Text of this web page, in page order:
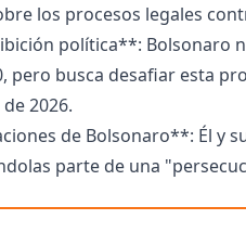
los procesos legales
política**: Bolsonaro
pero busca desafiar esta
2026.
de Bolsonaro**: Él y
parte de una